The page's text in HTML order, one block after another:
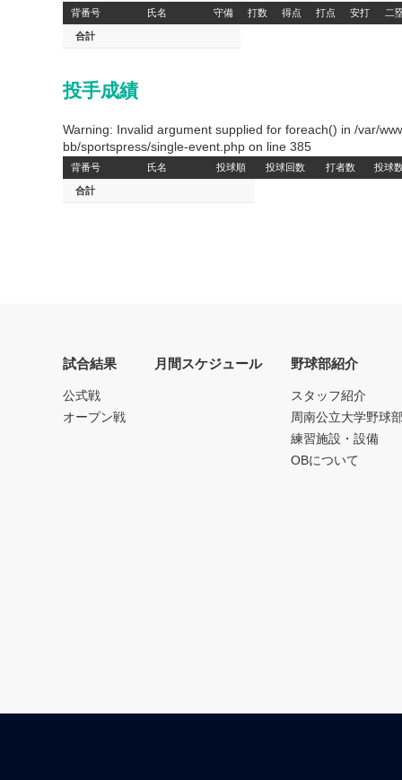
背番号 氏名 守備 打数 得点 打点 安打 二
合計
投手成績
Warning: Invalid argument supplied for foreach() in /var/
bb/sportspress/single-event.php on line 385
背番号 氏名 投球順 投球回数 打者数 投球
合計
試合結果
公式戦
オープン戦
月間スケジュール 野球部紹介
スタッフ紹介
周南公立大学野球
練習施設・設備
OBについて